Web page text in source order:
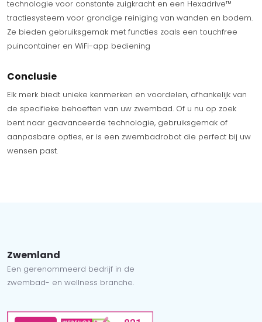
technologie voor constante zuigkracht en een Hexadrive™
tractiesysteem voor grondige reiniging van wanden en bodem.
Ze bieden gebruiksgemak met functies zoals een touchfree
puincontainer en WiFi-app bediening
Conclusie
Elk merk biedt unieke kenmerken en voordelen, afhankelijk van
de specifieke behoeften van uw zwembad. Of u nu op zoek
bent naar geavanceerde technologie, gebruiksgemak of
aanpasbare opties, er is een zwembadrobot die perfect bij uw
wensen past.
Zwemland
Een gerenommeerd bedrijf in de
zwembad- en wellness branche.